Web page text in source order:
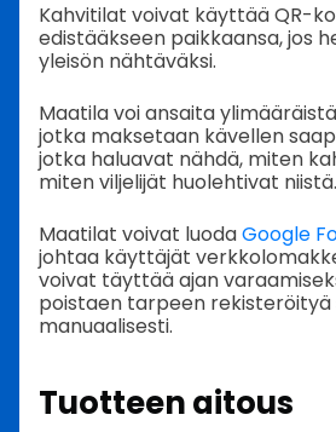
Kahvitilat voivat käyttää QR-
edistääkseen paikkaansa, jos
yleisön nähtäväksi.
Maatila voi ansaita
jotka maksetaan kävellen
jotka haluavat nähdä, miten
miten viljelijät huolehtivat niistä.
Maatilat voivat luodaGoogle
johtaa käyttäjät
voivat täyttää ajan
poistaen tarpeen rekisteröityä
manuaalisesti.
Tuotteen aitous